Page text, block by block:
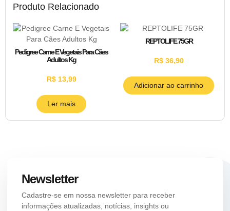
Produto Relacionado
Pedigree Carne E Vegetais Para Cães
Adultos Kg
R$13,99
Ler mais
REPTOLIFE 75GR
R$36,90
Adicionar ao carrinho
Newsletter
Cadastre-se em nossa newsletter para receber
informações atualizadas, notícias, insights ou